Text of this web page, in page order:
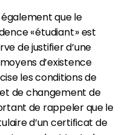
que le
« étudiant » est
de justifier d’une
d’existence
les conditions de
de changement de
de rappeler que le
d’un certificat de